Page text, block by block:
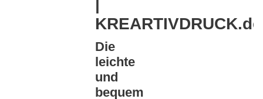
|
KREARTIVDRUCK.de
Die
leichte
und
bequem